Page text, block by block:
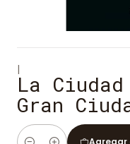
|
La
Gran
Agregar